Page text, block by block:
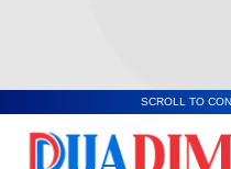
SCROLL TO